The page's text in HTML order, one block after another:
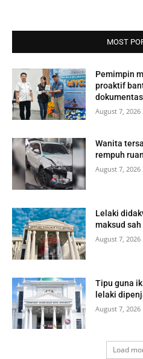
MOST
Pemimpin
proaktif
August 7, 2026
Wanita
rempuh
August 7, 2026
Lelaki
maksud sah
August 7, 2026
Tipu guna
lelaki
August 7, 2026
Load